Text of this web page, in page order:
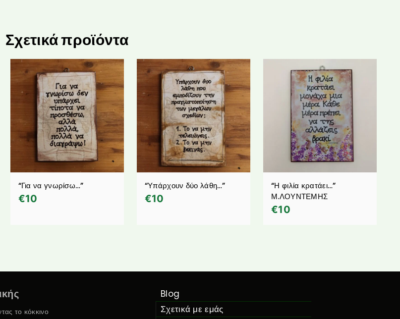
Σχετικά προϊόντα
“Για να γνωρίσω…”
€10
“Υπάρχουν δύο λάθη…”
€10
“Η φιλία κρατάει…”
Μ.ΛΟΥΝΤΕΜΗΣ
€10
το κόκκινο
Blog
Σχετικά με εμάς